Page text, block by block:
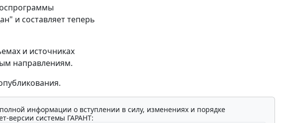
и составляет теперь
и источниках
направлениям.
информации о вступлении в силу, изменениях и порядке
версии системы ГАРАНТ: